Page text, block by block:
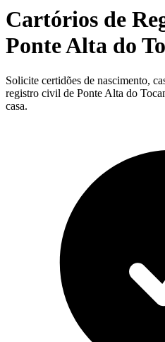
Cartórios de
Ponte Alta do
Solicite certidões de nascimento,
registro civil de Ponte Alta do
casa.